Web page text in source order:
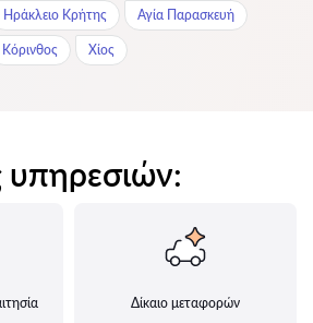
Ηράκλειο Κρήτης Αγία Παρασκευή
Κόρινθος Χίος
υπηρεσιών:
Δίκαιο μεταφορών